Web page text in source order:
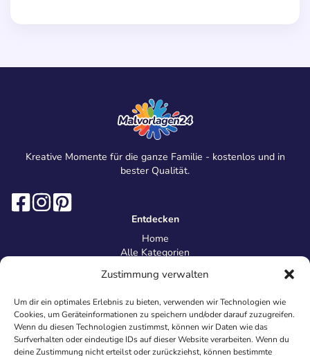
Zustimmung verwalten
Um dir ein optimales Erlebnis zu bieten, verwenden wir Technologien wie
Cookies, um Geräteinformationen zu speichern und/oder darauf zuzugreifen.
Wenn du diesen Technologien zustimmst, können wir Daten wie das
Surfverhalten oder eindeutige IDs auf dieser Website verarbeiten. Wenn du
deine Zustimmung nicht erteilst oder zurückziehst, können bestimmte
Kreative Momente für die ganze Familie - kostenlos und in
bester Qualität.
Entdecken
Home
Alle Kategorien
Information
Über uns
Kontakt
Inhaltsrichtlinien
Recht & Datenschutz